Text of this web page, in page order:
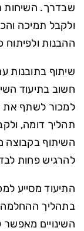
שבדרך. השיחות
ולקבל תמיכה
ההבנות
שיתוף בתובנות
חשוב בתיעוד
למכור לשתף את
תהליך דומה,
השיתוף בקבוצה
להרגיש פחות
התיעוד מסייע
בתהליך ההחלמה
השינויים